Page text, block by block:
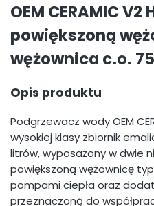
OEM CERAMIC V2
powiększoną
wężownica c.o.
Opis produktu
Podgrzewacz wody OEM
wysokiej klasy zbiornik
litrów, wyposażony w dwie
powiększoną wężownicę
pompami ciepła oraz
przeznaczoną do